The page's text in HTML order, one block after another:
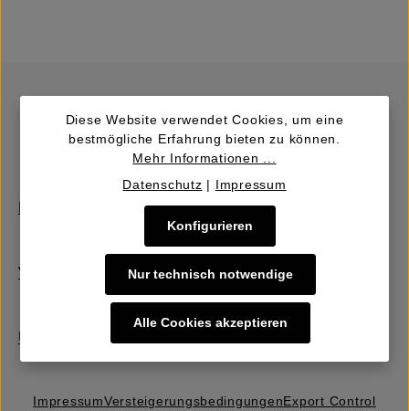
Verkaufen | Einbringen
Über uns
ImpressumVersteigerungs­bedingungenExport Control
Diese Website verwendet Cookies, um eine
bestmögliche Erfahrung bieten zu können.
Mehr Informationen ...
Datenschutz | Impressum
Nur technisch notwendige
Konfigurieren
Alle Cookies akzeptieren